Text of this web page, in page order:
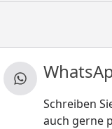
Schreiben
auch gerne